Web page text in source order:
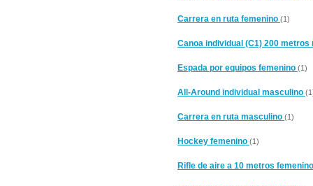
Carrera en ruta femenino (1)
Canoa individual (C1) 200
Espada por equipos femenino (1)
All-Around individual masculino
Carrera en ruta masculino (1)
Hockey femenino (1)
Rifle de aire a 10 metros